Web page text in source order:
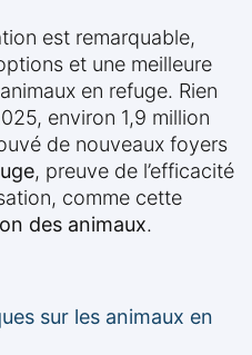
est remarquable,
et une meilleure
en refuge. Rien
environ 1,9 million
de nouveaux foyers
, preuve de l’efficacité
comme cette
des animaux.
sur les animaux en